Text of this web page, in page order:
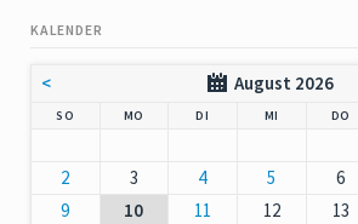
KALENDER
< August 2026
SO MO DI MI DO
2
3 4 5 6
9
10 11 12 13